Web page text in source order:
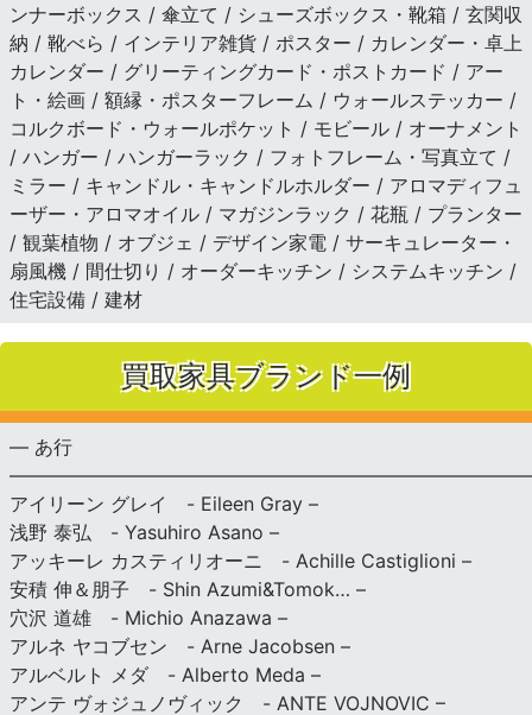
ンナーボックス / 傘立て / シューズボックス・靴箱 / 玄関収
納 / 靴べら / インテリア雑貨 / ポスター / カレンダー・卓上
カレンダー / グリーティングカード・ポストカード / アー
ト・絵画 / 額縁・ポスターフレーム / ウォールステッカー /
コルクボード・ウォールポケット / モビール / オーナメント
/ ハンガー / ハンガーラック / フォトフレーム・写真立て /
ミラー / キャンドル・キャンドルホルダー / アロマディフュ
ーザー・アロマオイル / マガジンラック / 花瓶 / プランター
/ 観葉植物 / オブジェ / デザイン家電 / サーキュレーター・
扇風機 / 間仕切り / オーダーキッチン / システムキッチン /
住宅設備 / 建材
買取家具ブランド一例
— あ行
アイリーン グレイ - Eileen Gray –
浅野 泰弘 - Yasuhiro Asano –
アッキーレ カスティリオーニ - Achille Castiglioni –
安積 伸＆朋子 - Shin Azumi&Tomok… –
穴沢 道雄 - Michio Anazawa –
アルネ ヤコブセン - Arne Jacobsen –
アルベルト メダ - Alberto Meda –
アンテ ヴォジュノヴィック - ANTE VOJNOVIC –